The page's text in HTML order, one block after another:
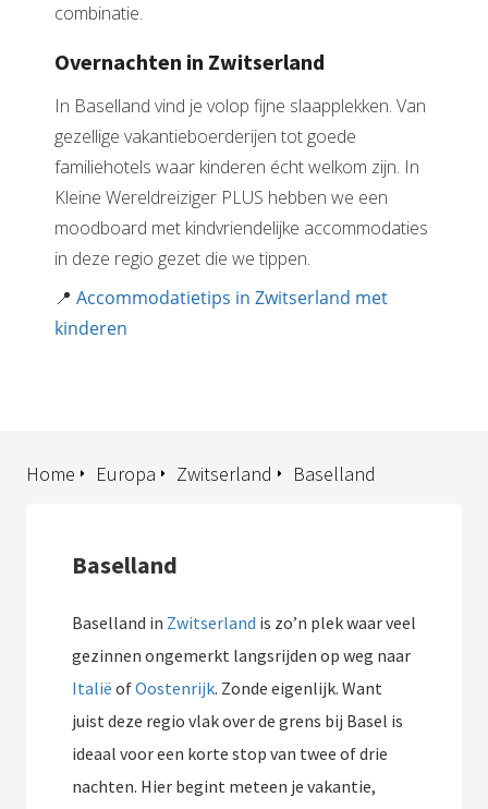
combinatie.
Overnachten in Zwitserland
In Baselland vind je volop fijne slaapplekken. Van
gezellige vakantieboerderijen tot goede
familiehotels waar kinderen écht welkom zijn. In
Kleine Wereldreiziger PLUS hebben we een
moodboard met kindvriendelijke accommodaties
in deze regio gezet die we tippen.
📍 Accommodatietips in Zwitserland met
kinderen
Baselland
Zwitserland
Europa
Home
Baselland
Baselland in Zwitserland is zo’n plek waar veel
gezinnen ongemerkt langsrijden op weg naar
Italië ofOostenrijk. Zonde eigenlijk. Want
juist deze regio vlak over de grens bij Basel is
ideaal voor een korte stop van twee of drie
nachten. Hier begint meteen je vakantie,